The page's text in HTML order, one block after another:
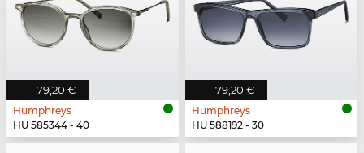
79,20 €
Humphreys
HU 585344 - 40
79,20 €
Humphreys
HU 588192 - 30